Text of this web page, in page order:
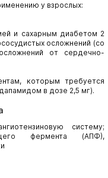
у взрослых:
и сахарным диабетом 2
осложнений (со
от сердечно-
которым требуется
в дозе 2,5 мг).
систему;
фермента (АПФ),